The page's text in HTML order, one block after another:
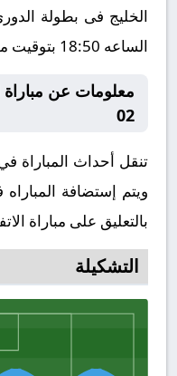
الخليج فى بطولة
الساعه 18:50 بتوقيت مصر.
02
تنقل أحداث المباراة
ويتم إستضافة
بالتعليق على مباراة
التشكيلة